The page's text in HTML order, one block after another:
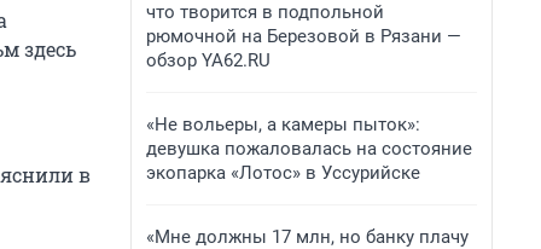
здесь
в
что творится в подпольной
рюмочной на Березовой в Рязани —
обзор YA62.RU
«Не вольеры, а камеры пыток»:
девушка пожаловалась на состояние
экопарка «Лотос» в Уссурийске
«Мне должны 17 млн, но банку плачу